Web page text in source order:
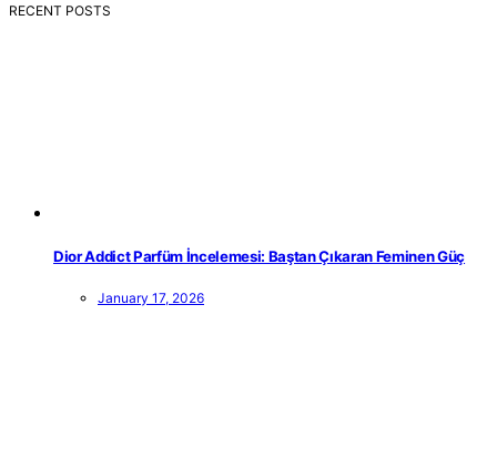
RECENT POSTS
Dior Addict Parfüm İncelemesi: Baştan Çıkaran Feminen Güç
January 17, 2026